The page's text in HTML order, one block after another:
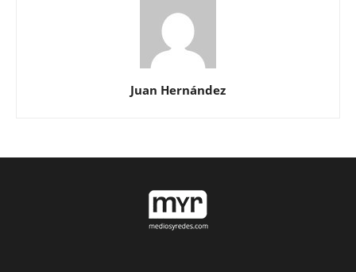
Juan Hernández